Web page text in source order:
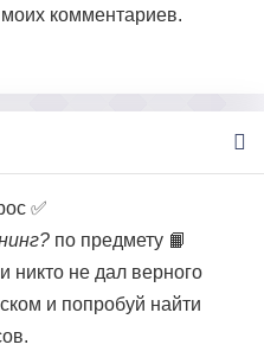
комментариев.
✅
по предмету 📙
никто не дал верного
и попробуй найти